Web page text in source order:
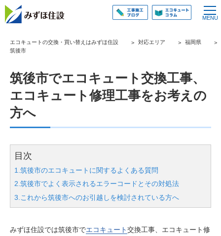
エコキュートの交換・買い替えはみずほ住設 対応エリア
福岡県
筑後市
筑後市でエコキュート交換工事、
エコキュート修理工事をお考えの
方へ
目次
1.筑後市のエコキュートに関するよくある質問
2.筑後市でよく表示されるエラーコードとその対処法
3.これから筑後市へのお引越しを検討されている方へ
みずほ住設では筑後市でエコキュート交換工事、エコキュート修